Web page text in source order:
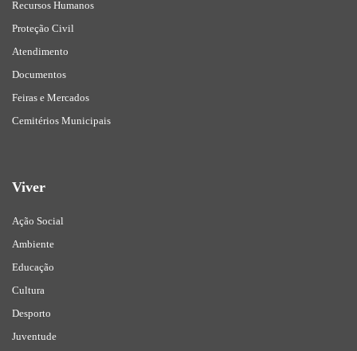
Recursos Humanos
Proteção Civil
Atendimento
Documentos
Feiras e Mercados
Cemitérios Municipais
Viver
Ação Social
Ambiente
Educação
Cultura
Desporto
Juventude